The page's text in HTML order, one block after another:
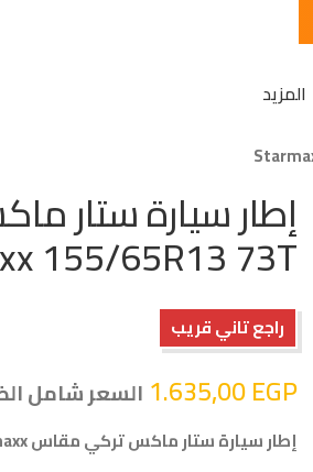
المزيد
إطار سيارة ستار
155/65R13 73T
راجع تاني قريب
1.635,00EGP السعر شامل
إطار سيارة ستار ماكس تركي مقاس 155/65R13 73T Starmaxx